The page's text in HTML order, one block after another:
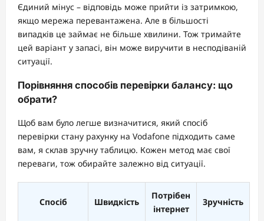
Єдиний мінус – відповідь може прийти із затримкою,
якщо мережа перевантажена. Але в більшості
випадків це займає не більше хвилини. Тож тримайте
цей варіант у запасі, він може виручити в несподіваній
ситуації.
Порівняння способів перевірки балансу: що
обрати?
Щоб вам було легше визначитися, який спосіб
перевірки стану рахунку на Vodafone підходить саме
вам, я склав зручну таблицю. Кожен метод має свої
переваги, тож обирайте залежно від ситуації.
Спосіб Швидкість
Потрібен
інтернет
Зручність